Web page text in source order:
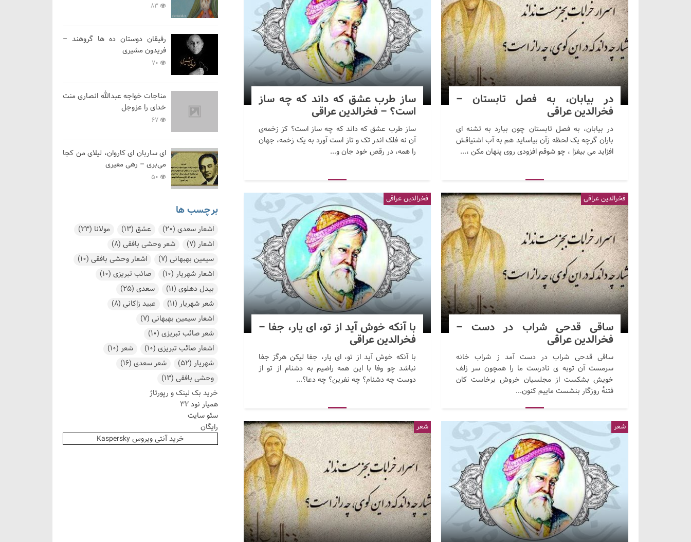
در بیابان، به فصل تابستان –
فخرالدین عراقی
در بیابان، به فصل تابستان چون ببارد به تشنه ای
باران گرچه یک لحظه زآن بیاساید هم به آب اشتیاقش
افزاید می بیفزا ، چو شوقم افزودی روی پنهان مکن ،...
ساز طرب عشق که داند که چه ساز
است؟ – فخرالدین عراقی
ساز طرب عشق که داند که چه ساز است؟ کز زخمه‌ی
آن نه فلک اندر تک و تاز است آورد به یک زخمه، جهان
را همه، در رقص خود جان و...
ساقی قدحی شراب در دست –
فخرالدین عراقی
ساقی قدحی شراب در دست آمد ز شراب خانه
سرمست آن توبه ی نادرست ما را همچون سر زلف
خویش بشکست از مجلسیان خروش برخاست کان
فتنهٔ روزگار بنشست ماییم کنون...
فخرالدین عراقی
با آنکه خوش آید از تو، ای یار، جفا –
فخرالدین عراقی
با آنکه خوش آید از تو، ای یار، جفا لیکن هرگز جفا
نباشد چو وفا با این همه راضیم به دشنام از تو از
دوست چه دشنام؟ چه نفرین؟ چه دعا؟...
فخرالدین عراقی
شعر شعر
83
رفیقان دوستان ده ها گروهند –
فریدون مشیری
70
مناجات خواجه عبدالله انصاری منت
خدای را عزوجل
67
ای ساربان ای کاروان، لیلای من کجا
می‌بری – رهی معیری
50
برچسب ها
اشعار سعدی (20) عشق (13) مولانا (23)
اشعار (7) شعر وحشی بافقی (8)
سیمین بهبهانی (7) اشعار وحشی بافقی (10)
اشعار شهریار (10) صائب تبریزی (10)
بیدل دهلوی (11) سعدی (25)
شعر شهریار (11) عبید زاکانی (8)
اشعار سیمین بهبهانی (7)
شعر صائب تبریزی (10)
اشعار صائب تبریزی (10) شعر (10)
شهریار (52) شعر سعدی (16)
وحشی بافقی (13)
خرید بک لینک و رپورتاژ
همیار نود 32
سئو سایت
رایگان
خرید آنتی ویروس Kaspersky